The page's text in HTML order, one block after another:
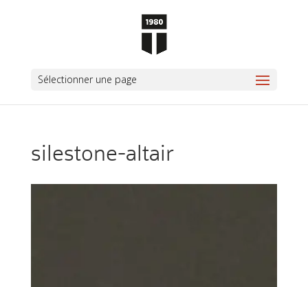
Sélectionner une page
silestone-altair